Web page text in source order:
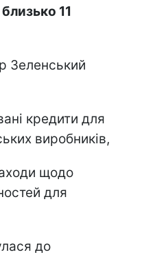
близько 11
Зеленський
кредити для
виробників,
щодо
для
до